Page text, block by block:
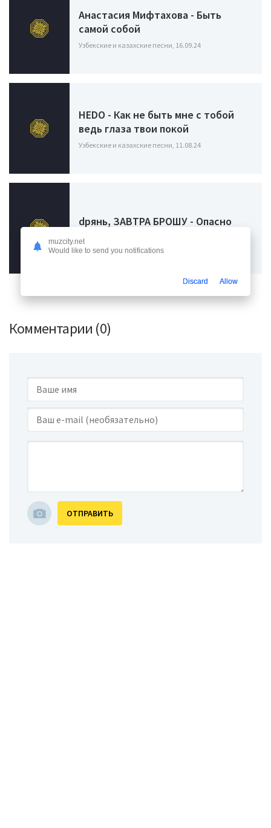
Анастасия Мифтахова - Быть
самой собой
Узбекские и казахские песни, 16.09.24
HEDO - Как не быть мне с тобой
ведь глаза твои покой
Узбекские и казахские песни, 11.08.24
dрянь, ЗАВТРА БРОШУ - Опасно
Узбекские и казахские песни, 09.07.24
Комментарии (0)
ОТПРАВИТЬ
muzcity.net
Would like to send you notifications
Discard Allow